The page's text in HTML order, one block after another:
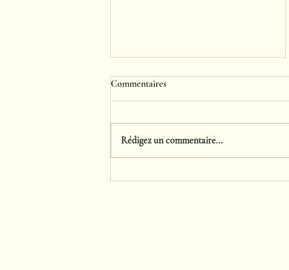
Commentaires
Rédigez un commentaire...